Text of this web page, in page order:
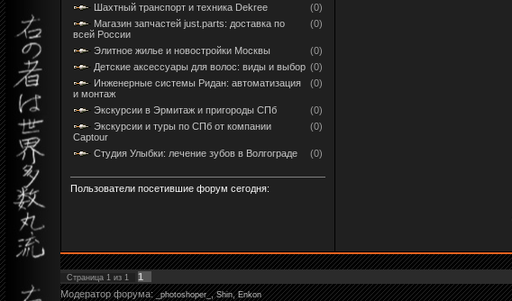
Шахтный транспорт и техника Dekree
(0)
Магазин запчастей just.parts: доставка по
всей России
(0)
Элитное жилье и новостройки Москвы
(0)
Детские аксессуары для волос: виды и выбор (0)
Инженерные системы Ридан: автоматизация
и монтаж
(0)
Экскурсии в Эрмитаж и пригороды СПб
(0)
Экскурсии и туры по СПб от компании
Captour
(0)
Студия Улыбки: лечение зубов в Волгограде (0)
Пользователи посетившие форум сегодня:
Страница 1 из 1
1
Модератор форума:_photoshoper_,Shin,Enkon